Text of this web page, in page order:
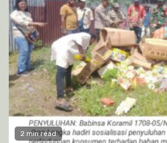
2 min read